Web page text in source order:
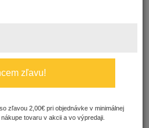
objednaný tovar?
bezpečne –tovar skladom
pracovných dní. Tovar, ktorý
posielame do 5 – 7 pracovných
zľavu!
zľavou 2,00€ pri objednávke v minimálnej
tovaru v akcii a vo výpredaji.